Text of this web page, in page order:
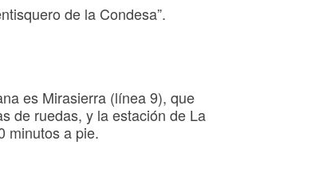
de la Condesa”.
es Mirasierra (línea 9), que
de ruedas, y la estación de La
minutos a pie.